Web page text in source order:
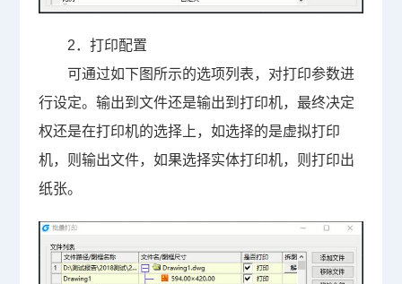
2．打印配置
可通过如下图所示的选项列表，对打印参数进
行设定。输出到文件还是输出到打印机，最终决定
权还是在打印机的选择上，如选择的是虚拟打印
机，则输出文件，如果选择实体打印机，则打印出
纸张。